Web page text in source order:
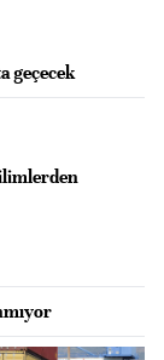
geçecek